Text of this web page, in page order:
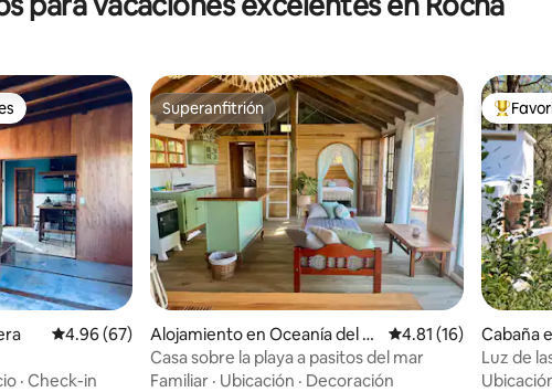
Calificación promedio: 4.96 de 5, 67 reseñas
4.96 (67)
· Check-in
Superanfitrión
Superanfitrión
Alojamiento en Oceanía del P
olonio
Calificación
4.81 (16)
Casa sobre la playa a pasitos del mar
Familiar · Ubicación · Decoración
Cabaña
Luz de